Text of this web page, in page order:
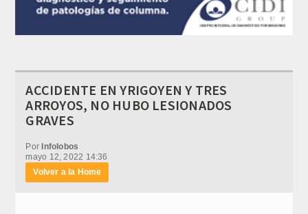
ACCIDENTE EN YRIGOYEN Y TRES
ARROYOS, NO HUBO LESIONADOS
GRAVES
PorInfolobos
mayo 12, 2022 14:36
Volver a la Home